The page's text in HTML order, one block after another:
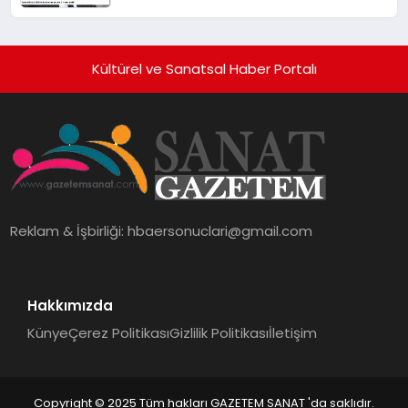
Kültürel ve Sanatsal Haber Portalı
Reklam & İşbirliği:hbaersonuclari@gmail.com
Hakkımızda
KünyeÇerez PolitikasıGizlilik Politikasıİletişim
Copyright © 2025 Tüm hakları GAZETEM SANAT 'da saklıdır.